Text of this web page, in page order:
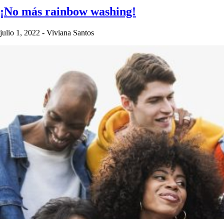
¡No más rainbow washing!
julio 1, 2022 - Viviana Santos